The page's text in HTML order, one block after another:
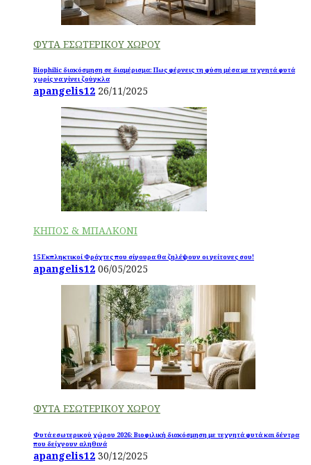
ΦΥΤΑ ΕΣΩΤΕΡΙΚΟΥ ΧΩΡΟΥ
Biophilic διακόσμηση σε διαμέρισμα: Πως φέρνεις τη φύση μέσα με τεχνητά φυτά
χωρίς να γίνει ζούγκλα
apangelis12 26/11/2025
ΚΗΠΟΣ & ΜΠΑΛΚΟΝΙ
15 Εκπληκτικοί Φράχτες που σίγουρα θα ζηλέψουν οι γείτονες σου!
apangelis12 06/05/2025
ΦΥΤΑ ΕΣΩΤΕΡΙΚΟΥ ΧΩΡΟΥ
Φυτά εσωτερικού χώρου 2026: Βιοφιλική διακόσμηση με τεχνητά φυτά και δέντρα
που δείχνουν αληθινά
apangelis12 30/12/2025